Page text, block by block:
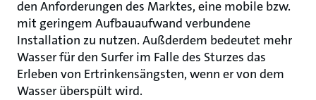
den Anforderungen des Marktes, eine mobile bzw.
mit geringem Aufbauaufwand verbundene
Installation zu nutzen. Außderdem bedeutet mehr
Wasser für den Surfer im Falle des Sturzes das
Erleben von Ertrinkensängsten, wenn er von dem
Wasser überspült wird.